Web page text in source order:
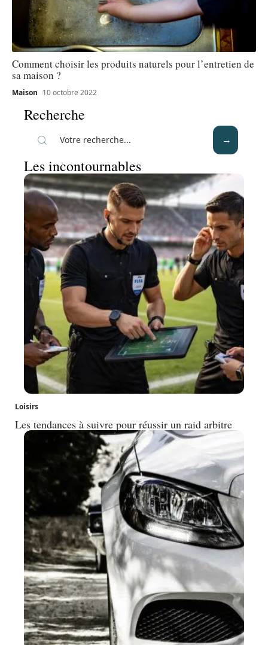
Comment choisir les produits naturels pour l’entretien de
sa maison ?
Maison 10 octobre 2022
Recherche
Les incontournables
Loisirs
Les tendances à suivre pour réussir un raid arbitre